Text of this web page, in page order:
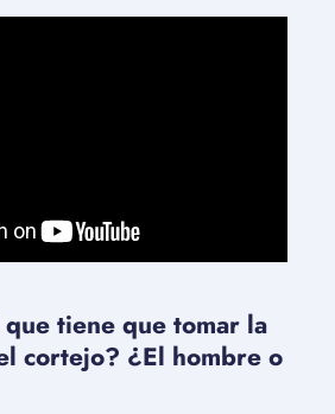
tiene que tomar la
cortejo? ¿El hombre o